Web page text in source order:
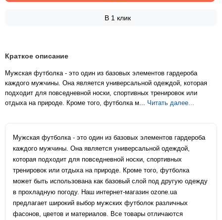
В 1 клик
Краткое описание
Мужская футболка - это один из базовых элементов гардероба
каждого мужчины. Она является универсальной одеждой, которая
подходит для повседневной носки, спортивных тренировок или
отдыха на природе. Кроме того, футболка м... Читать далее...
Мужская футболка - это один из базовых элементов гардероба
каждого мужчины. Она является универсальной одеждой,
которая подходит для повседневной носки, спортивных
тренировок или отдыха на природе. Кроме того, футболка
может быть использована как базовый слой под другую одежду
в прохладную погоду. Наш интернет-магазин ozone.ua
предлагает широкий выбор мужских футболок различных
фасонов, цветов и материалов. Все товары отличаются